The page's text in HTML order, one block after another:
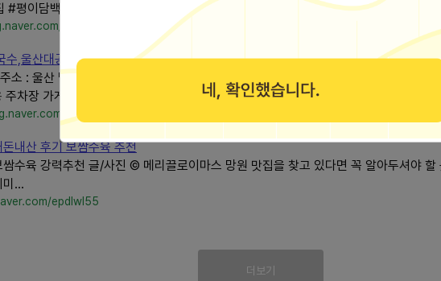
평이담백뼈칼국수
alsdn811n
수,울산대공원 근처 든든한 한식맛....
주소 : 울산 남구 문수로 316 1층 영업시간 : 11:00 ~ 21:00 (라스트오더 20:30) 브
차장 가게 옆에는 넓은 전용...
vlllszlllv
내산 후기 보쌈수육 추천
수육 강력추천 글/사진 ©️ 메리끌로이마스 망원 맛집을 찾고 있다면 꼭 알아두셔야
미...
epdlwl55
더보기